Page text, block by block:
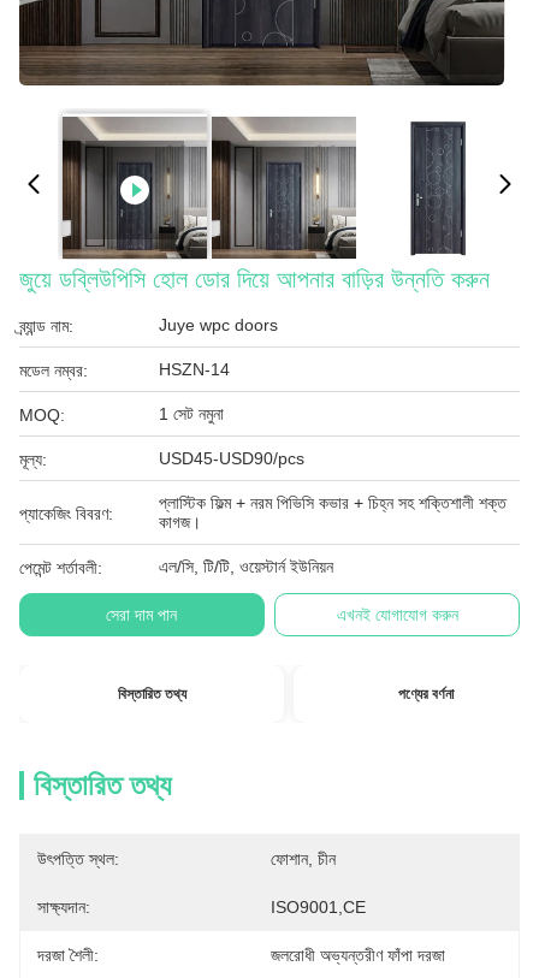
জুয়ে ডব্লিউপিসি হোল ডোর দিয়ে আপনার বাড়ির উন্নতি করুন
ব্র্যান্ড নাম: Juye wpc doors
মডেল নম্বর: HSZN-14
MOQ: 1 সেট নমুনা
মূল্য: USD45-USD90/pcs
প্যাকেজিং বিবরণ:
প্লাস্টিক ফিল্ম + নরম পিভিসি কভার + চিহ্ন সহ শক্তিশালী শক্ত
কাগজ।
পেমেন্ট শর্তাবলী: এল/সি, টি/টি, ওয়েস্টার্ন ইউনিয়ন
সেরা দাম পান এখনই যোগাযোগ করুন
বিস্তারিত তথ্য পণ্যের বর্ণনা
বিস্তারিত তথ্য
উৎপত্তি স্থল: ফোশান, চীন
সাক্ষ্যদান: ISO9001,CE
দরজা শৈলী: জলরোধী অভ্যন্তরীণ ফাঁপা দরজা